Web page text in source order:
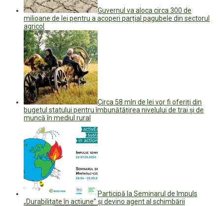
Guvernul va aloca circa 300 de
milioane de lei pentru a acoperi parțial pagubele din sectorul
agricol
Circa 58 mln de lei vor fi oferiți din
bugetul statului pentru îmbunătățirea nivelului de trai și de
muncă în mediul rural
Participă la Seminarul de Impuls
„Durabilitate în acțiune” și devino agent al schimbării